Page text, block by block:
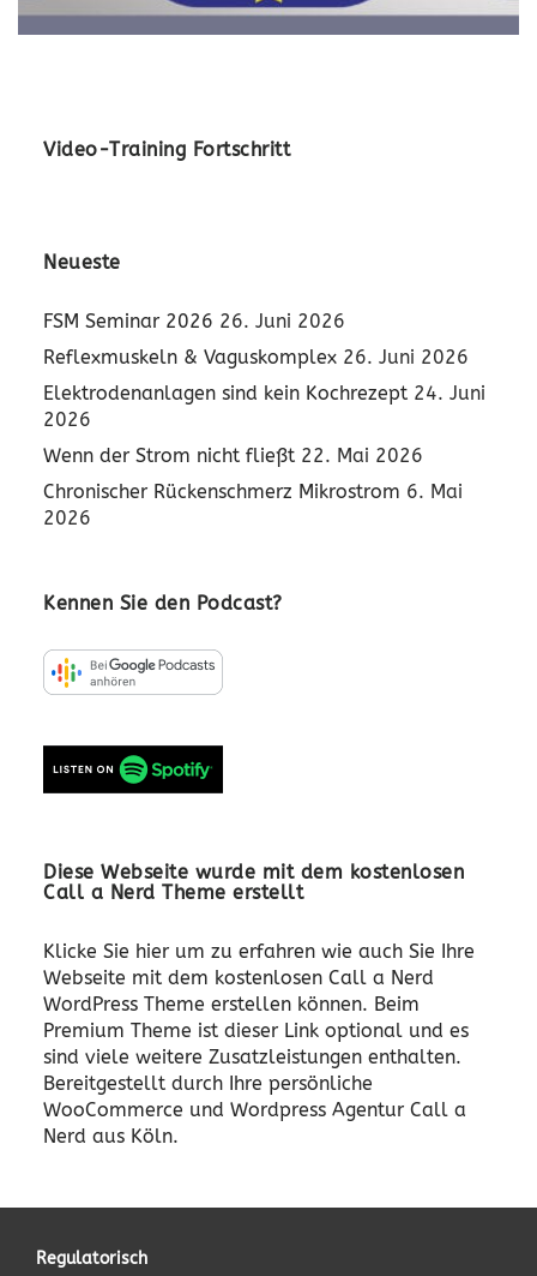
Video-Training Fortschritt
Neueste
FSM Seminar 2026 26. Juni 2026
Reflexmuskeln & Vaguskomplex 26. Juni 2026
Elektrodenanlagen sind kein Kochrezept 24. Juni
2026
Wenn der Strom nicht fließt 22. Mai 2026
Chronischer Rückenschmerz Mikrostrom 6. Mai
2026
Kennen Sie den Podcast?
Diese Webseite wurde mit dem kostenlosen
Call a Nerd Theme erstellt
Klicke Sie hier um zu erfahren wie auch Sie Ihre
Webseite mit dem kostenlosen Call a Nerd
WordPress Theme erstellen können. Beim
Premium Theme ist dieser Link optional und es
sind viele weitere Zusatzleistungen enthalten.
Bereitgestellt durch Ihre persönliche
WooCommerce und Wordpress Agentur Call a
Nerd aus Köln.
Regulatorisch